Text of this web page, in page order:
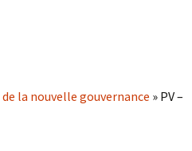
la nouvelle gouvernance » PV –